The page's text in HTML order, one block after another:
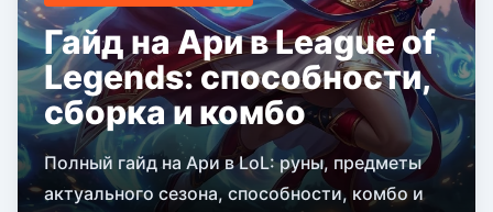
Гайд на Ари в League of
Legends: способности,
сборка и комбо
Полный гайд на Ари в LoL: руны, предметы
актуального сезона, способности, комбо и